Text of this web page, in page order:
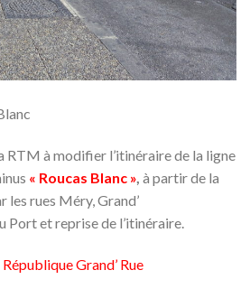
à modifier l’itinéraire de la ligne
« Roucas Blanc », à partir de la
les rues Méry, Grand’
Port et reprise de l’itinéraire.
République Grand’ Rue